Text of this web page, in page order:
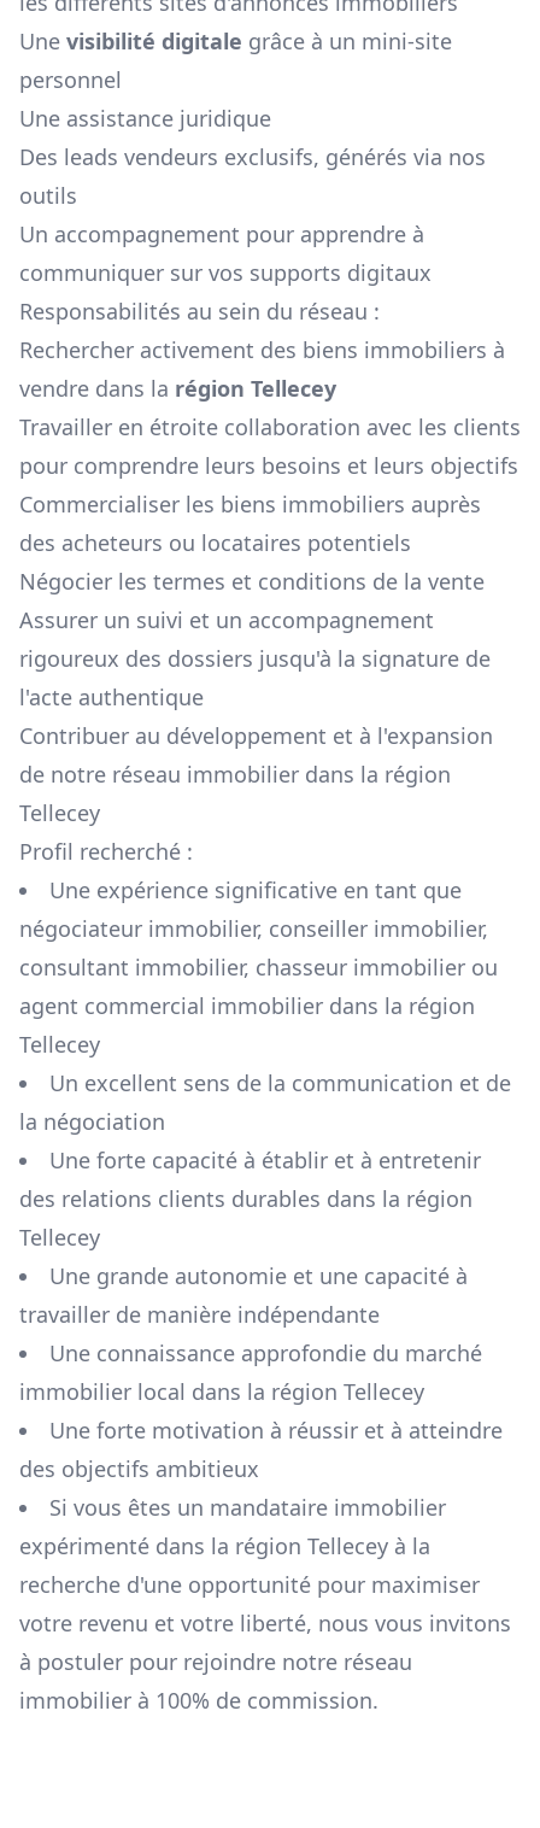
Une visibilité digitale grâce à un mini-site
personnel
Une assistance juridique
Des leads vendeurs exclusifs, générés via nos
outils
Un accompagnement pour apprendre à
communiquer sur vos supports digitaux
Responsabilités au sein du réseau :
Rechercher activement des biens immobiliers à
vendre dans la région Tellecey
Travailler en étroite collaboration avec les clients
pour comprendre leurs besoins et leurs objectifs
Commercialiser les biens immobiliers auprès
des acheteurs ou locataires potentiels
Négocier les termes et conditions de la vente
Assurer un suivi et un accompagnement
rigoureux des dossiers jusqu'à la signature de
l'acte authentique
Contribuer au développement et à l'expansion
de notre réseau immobilier dans la région
Tellecey
Profil recherché :
Une expérience significative en tant que
négociateur immobilier, conseiller immobilier,
consultant immobilier, chasseur immobilier ou
agent commercial immobilier dans la région
Tellecey
Un excellent sens de la communication et de
la négociation
Une forte capacité à établir et à entretenir
des relations clients durables dans la région
Tellecey
Une grande autonomie et une capacité à
travailler de manière indépendante
Une connaissance approfondie du marché
immobilier local dans la région Tellecey
Une forte motivation à réussir et à atteindre
des objectifs ambitieux
Si vous êtes un mandataire immobilier
expérimenté dans la région Tellecey à la
recherche d'une opportunité pour maximiser
votre revenu et votre liberté, nous vous invitons
à postuler pour rejoindre notre réseau
immobilier à 100% de commission.